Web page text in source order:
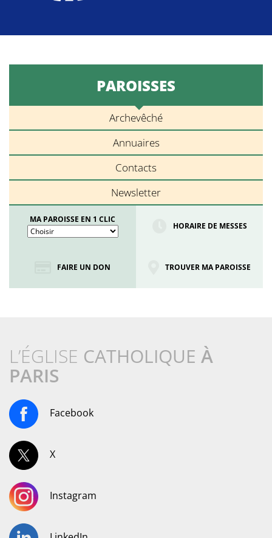
PAROISSES
Archevêché
Annuaires
Contacts
Newsletter
MA PAROISSE EN 1 CLIC
HORAIRE DE MESSES
FAIRE UN DON TROUVER MA PAROISSE
L’ÉGLISE CATHOLIQUE À
PARIS
Facebook
X
Instagram